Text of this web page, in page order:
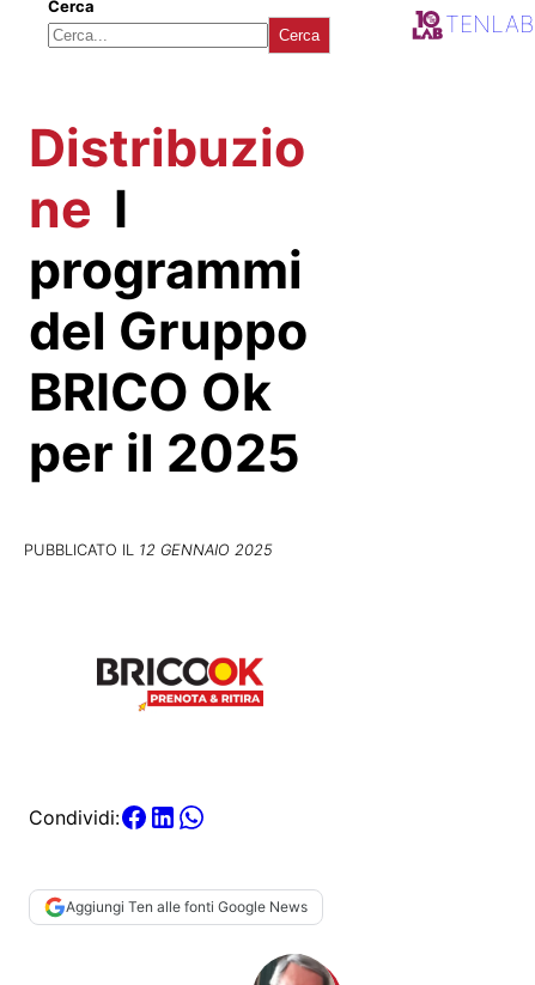
Cerca
Cerca TENLAB
Distribuzio
ne I
programmi
del Gruppo
BRICO Ok
per il 2025
PUBBLICATO IL 12 GENNAIO 2025
Condividi:
Aggiungi Ten alle fonti Google News